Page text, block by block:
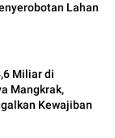
Lahan
Miliar di
Mangkrak,
Kewajiban